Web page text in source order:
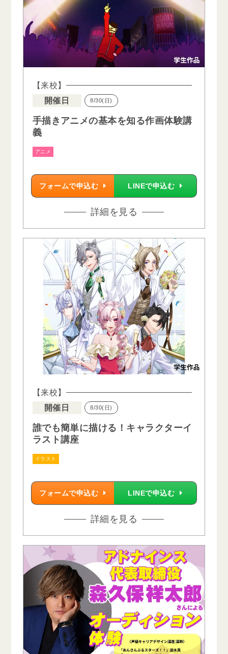
【来校】
開催日
8/30(日)
手描きアニメの基本を知る作画体験講
義
アニメ
フォームで申込む LINEで申込む
詳細を見る
【来校】
開催日
8/30(日)
誰でも簡単に描ける！キャラクターイ
ラスト講座
イラスト
フォームで申込む LINEで申込む
詳細を見る